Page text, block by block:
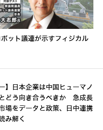
ット議連が示すフィジカル
】日本企業は中国ヒューマノ
どう向き合うべきか 急成長
場をデータと政策、日中連携
み解く